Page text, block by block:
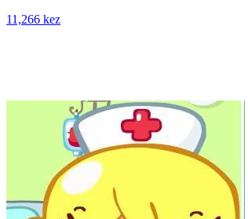
11,266 kez